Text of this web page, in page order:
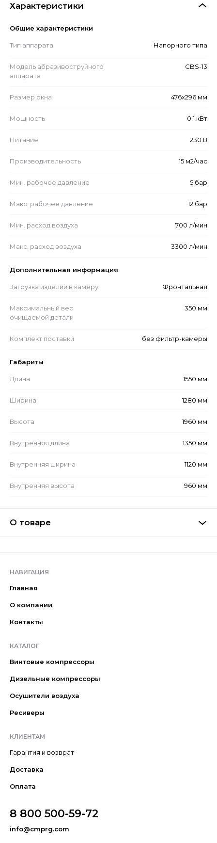
Характеристики
Общие характеристики
Тип аппарата Напорного типа
Модель абразивоструйного
аппарата
CBS-13
Размер окна 476x296 мм
Мощность 0.1 кВт
Питание 230 В
Производительность 15 м2/час
Мин. рабочее давление 5 бар
Макс. рабочее давление 12 бар
Мин. расход воздуха 700 л/мин
Макс. расход воздуха 3300 л/мин
Дополнительная информация
Загрузка изделий в камеру Фронтальная
Максимальный вес
очищаемой детали
350 мм
Комплект поставки без фильтр-камеры
Габариты
Длина 1550 мм
Ширина 1280 мм
Высота 1960 мм
Внутренняя длина 1350 мм
Внутренняя ширина 1120 мм
Внутренняя высота 960 мм
О товаре
НАВИГАЦИЯ
Главная
О компании
Контакты
КАТАЛОГ
Винтовые компрессоры
Дизельные компрессоры
Осушители воздуха
Ресиверы
КЛИЕНТАМ
Гарантия и возврат
Доставка
Оплата
8 800 500-59-72
info@cmprg.com